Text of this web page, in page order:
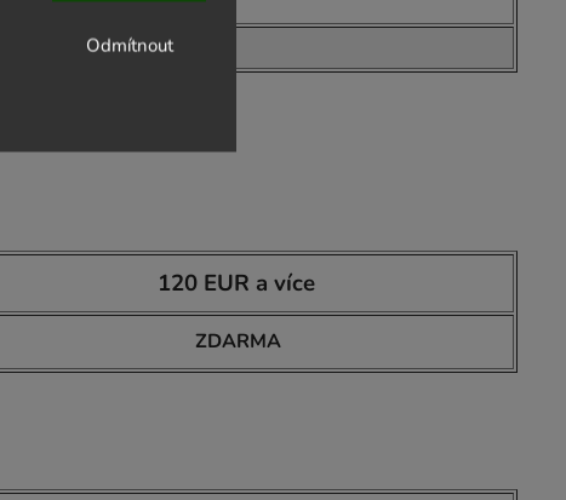
Odmítnout
50 Kč
120 EUR a více
ZDARMA